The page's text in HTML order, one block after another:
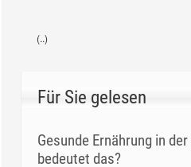
(..)
Für Sie gelesen
Gesunde Ernährung in
bedeutet das?